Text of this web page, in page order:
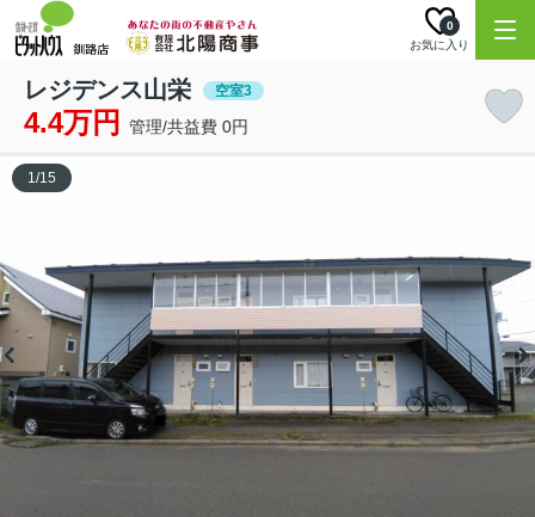
お気に入り
0
レジデンス山栄 空室3
4.4万円 管理/共益費 0円
1/15